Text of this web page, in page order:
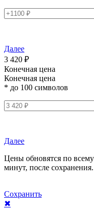
Далее
3 420 ₽
Конечная цена
Конечная цена
* до 100 символов
Далее
Цены обновятся по всему
минут, после сохранения.
Сохранить
✖